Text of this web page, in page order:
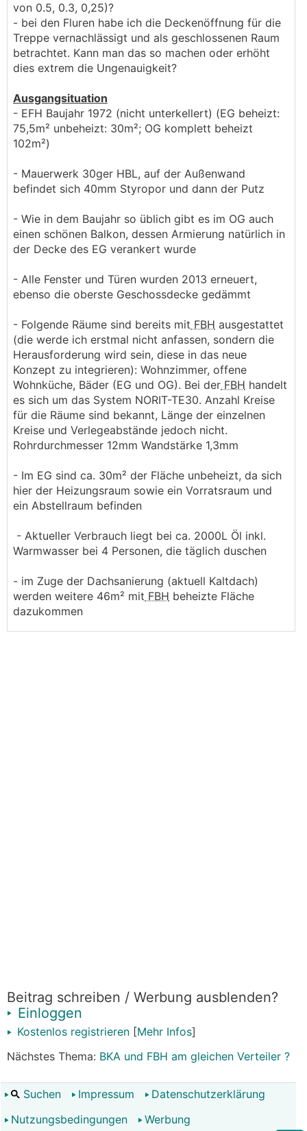
von 0.5, 0.3, 0,25)?
- bei den Fluren habe ich die Deckenöffnung für die
Treppe vernachlässigt und als geschlossenen Raum
betrachtet. Kann man das so machen oder erhöht
dies extrem die Ungenauigkeit?
Ausgangsituation
- EFH Baujahr 1972 (nicht unterkellert) (EG beheizt:
75,5m² unbeheizt: 30m²; OG komplett beheizt
102m²)
- Mauerwerk 30ger HBL, auf der Außenwand
befindet sich 40mm Styropor und dann der Putz
- Wie in dem Baujahr so üblich gibt es im OG auch
einen schönen Balkon, dessen Armierung natürlich in
der Decke des EG verankert wurde
- Alle Fenster und Türen wurden 2013 erneuert,
ebenso die oberste Geschossdecke gedämmt
- Folgende Räume sind bereits mit FBH ausgestattet
(die werde ich erstmal nicht anfassen, sondern die
Herausforderung wird sein, diese in das neue
Konzept zu integrieren): Wohnzimmer, offene
Wohnküche, Bäder (EG und OG). Bei der FBH handelt
es sich um das System NORIT-TE30. Anzahl Kreise
für die Räume sind bekannt, Länge der einzelnen
Kreise und Verlegeabstände jedoch nicht.
Rohrdurchmesser 12mm Wandstärke 1,3mm
- Im EG sind ca. 30m² der Fläche unbeheizt, da sich
hier der Heizungsraum sowie ein Vorratsraum und
ein Abstellraum befinden
- Aktueller Verbrauch liegt bei ca. 2000L Öl inkl.
Warmwasser bei 4 Personen, die täglich duschen
- im Zuge der Dachsanierung (aktuell Kaltdach)
werden weitere 46m² mit FBH beheizte Fläche
dazukommen
Beitrag schreiben / Werbung ausblenden?
Einloggen
Kostenlos registrieren [Mehr Infos]
Nächstes Thema: BKA und FBH am gleichen Verteiler ?
Suchen Impressum
Datenschutzerklärung
Nutzungsbedingungen
Werbung